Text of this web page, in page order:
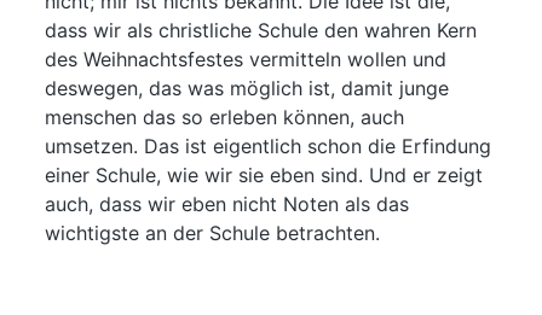
dass wir als christliche Schule den wahren Kern
des Weihnachtsfestes vermitteln wollen und
deswegen, das was möglich ist, damit junge
menschen das so erleben können, auch
umsetzen. Das ist eigentlich schon die Erfindung
einer Schule, wie wir sie eben sind. Und er zeigt
auch, dass wir eben nicht Noten als das
wichtigste an der Schule betrachten.